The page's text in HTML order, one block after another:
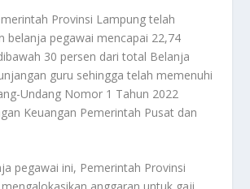
Provinsi Lampung telah
belanja pegawai mencapai 22,74
30 persen dari total Belanja
guru sehingga telah memenuhi
Undang Nomor 1 Tahun 2022
Keuangan Pemerintah Pusat dan
pegawai ini, Pemerintah Provinsi